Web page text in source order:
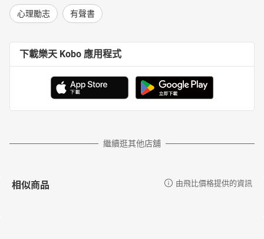
心理勵志 有聲書
下載樂天 Kobo 應用程式
繼續逛其他店舖
相似商品 由飛比價格提供的資訊